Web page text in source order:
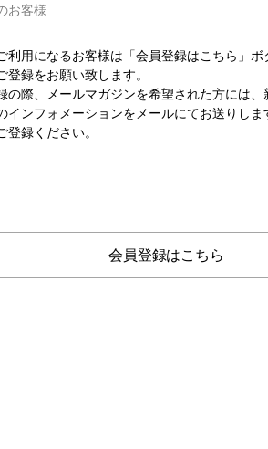
お客様
利用になるお客様は「会員登録はこちら」ボ
登録をお願い致します。
の際、メールマガジンを希望された方には、
インフォメーションをメールにてお送りしま
登録ください。
会員登録はこちら